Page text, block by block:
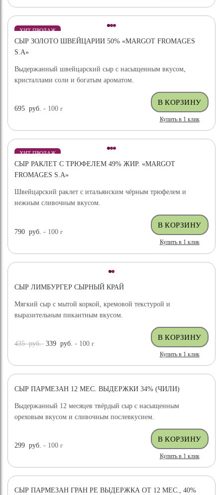
ХИТ ПРОДАЖ
СЫР ЗОЛОТО ШВЕЙЦАРИИ 50% «MARGOT FROMAGES
S.A»
Выдержанный швейцарский сыр с насыщенным вкусом,
кристаллами соли и богатым ароматом.
695 руб. - 100г
Купить в 1 клик
ХИТ ПРОДАЖ
ВЫБОР ЭКСПЕРТА
СЫР РАКЛЕТ С ТРЮФЕЛЕМ 49% ЖИР. «MARGOT
FROMAGES S.A»
Швейцарский раклет с итальянским чёрным трюфелем и
нежным сливочным вкусом.
790 руб. - 100г
Купить в 1 клик
СЫР ЛИМБУРГЕР СЫРНЫЙ КРАЙ
Мягкий сыр с мытой коркой, кремовой текстурой и
выразительным пикантным вкусом.
435руб. 339 руб. - 100г
Купить в 1 клик
ХИТ ПРОДАЖ
СЫР ПАРМЕЗАН 12 МЕС. ВЫДЕРЖКИ 34% (ЧИЛИ)
Выдержанный 12 месяцев твёрдый сыр с насыщенным
ореховым вкусом и сливочным послевкусием.
299 руб. - 100г
Купить в 1 клик
ХИТ ПРОДАЖ
СЫР ПАРМЕЗАН ГРАН РЕ ВЫДЕРЖКА ОТ 12 МЕС., 40%